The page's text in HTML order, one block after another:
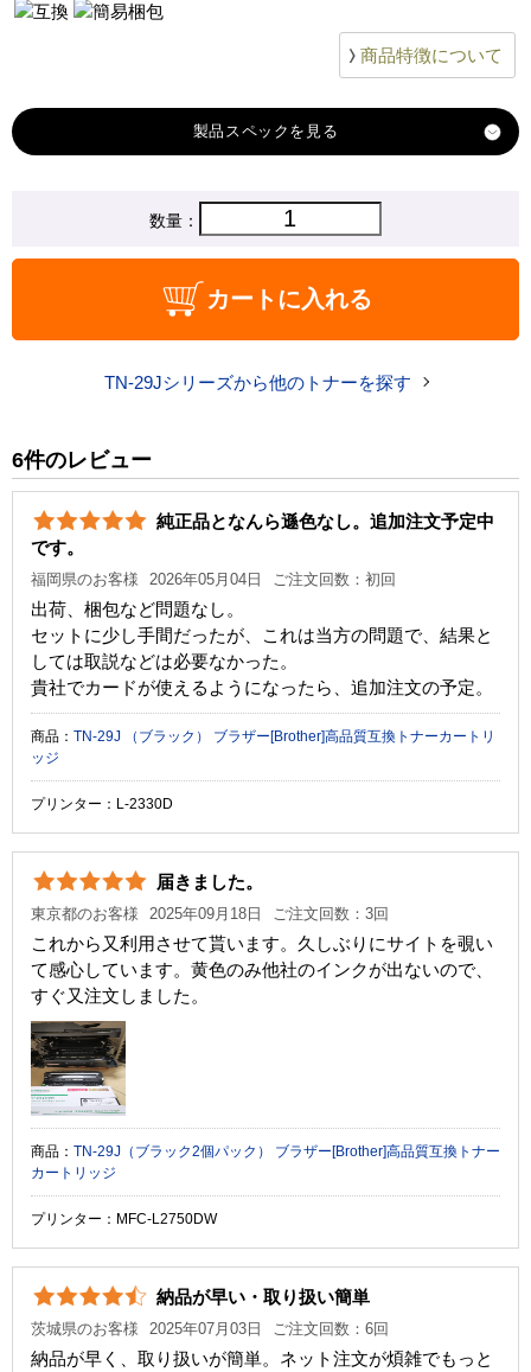
商品特徴について
製品スペック
ブラザー
TN-29J
4,490 円
カラー ブラック
ICチップ なし
製品タイプ 互換トナー
数量：
カートに入れる
TN-29Jシリーズから他のトナーを探す
6件のレビュー
純正品となんら遜色なし。追加注文予定中
です。
福岡県のお客様 2026年05月04日 ご注文回数：初回
出荷、梱包など問題なし。
セットに少し手間だったが、これは当方の問題で、結果と
しては取説などは必要なかった。
貴社でカードが使えるようになったら、追加注文の予定。
商品： TN-29J （ブラック） ブラザー[Brother]高品質互換トナーカートリ
ッジ
プリンター：L-2330D
届きました。
東京都のお客様 2025年09月18日 ご注文回数：3回
これから又利用させて貰います。久しぶりにサイトを覗い
て感心しています。黄色のみ他社のインクが出ないので、
すぐ又注文しました。
商品： TN-29J（ブラック2個パック） ブラザー[Brother]高品質互換トナー
カートリッジ
プリンター：MFC-L2750DW
納品が早い・取り扱い簡単
茨城県のお客様 2025年07月03日 ご注文回数：6回
納品が早く、取り扱いが簡単。ネット注文が煩雑でもっと